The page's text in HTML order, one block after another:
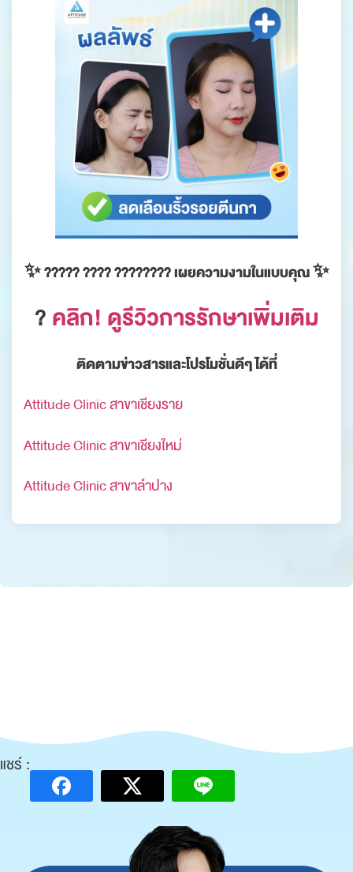
✨ ????? ???? ???????? เผยความงามในแบบคุณ ✨
?คลิก! ดูรีวิวการรักษาเพิ่มเติม
ติดตามข่าวสารและโปรโมชั่นดีๆ ได้ที่
Attitude Clinic สาขาเชียงราย
Attitude Clinic สาขาเชียงใหม่
Attitude Clinic สาขาลำปาง
แชร์ :